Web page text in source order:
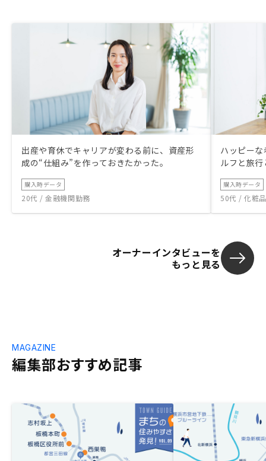
出産や育休でキャリアが変わる前に、資産形
成の“仕組み”を作っておきたかった。
購入時データ
20代 / 金融機関勤務
ハッピー
ルフと旅
購入時データ
50代 / 化粧
オーナーインタビューを
もっと見る
編集部おすすめ記事
MAGAZINE